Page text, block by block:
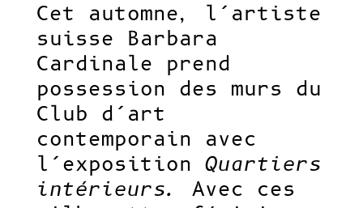
Cet automne, l’artiste
suisse Barbara
Cardinale prend
possession des murs du
Club d’art
contemporain avec
l’exposition Quartiers
intérieurs.
Avec ces